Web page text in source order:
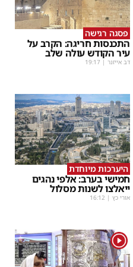
פסגה רגישה
התכנסות חריגה: הקרב על
עיר הקודש עולה שלב
דב אייזנר |
19:17
היערכות מיוחדת
חמישי בערב: אלפי נהגים
ייאלצו לשנות מסלול
אורי כץ |
16:12
1